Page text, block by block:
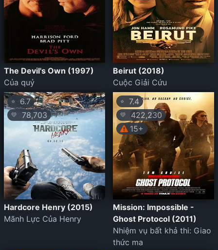
The Devil's Own (1997)
Của quỷ
Beirut (2018)
Cuộc Giải Cứu
⭐ 6.7
💛 78,703
Hardcore Henry (2015)
Mãnh Lực Của Henry
⭐ 7.4
💛
422,230
15+
Mission: Impossible -
Ghost Protocol (2011)
Nhiệm vụ bất khả thi: Giao
thức ma